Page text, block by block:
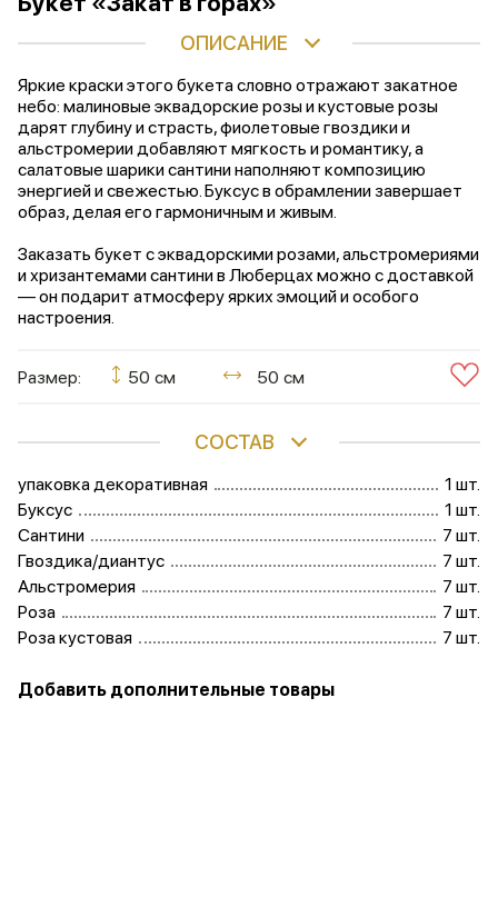
ОПИСАНИЕ
Яркие краски этого букета словно отражают закатное
небо: малиновые эквадорские розы и кустовые розы
дарят глубину и страсть, фиолетовые гвоздики и
альстромерии добавляют мягкость и романтику, а
салатовые шарики сантини наполняют композицию
энергией и свежестью. Буксус в обрамлении завершает
образ, делая его гармоничным и живым.
Заказать букет с эквадорскими розами, альстромериями
и хризантемами сантини в Люберцах можно с доставкой
— он подарит атмосферу ярких эмоций и особого
настроения.
Размер: 50 см 50 см
СОСТАВ
упаковка декоративная
1 шт.
Буксус
1 шт.
Сантини
7 шт.
Гвоздика/диантус
7 шт.
Альстромерия
7 шт.
Роза
7 шт.
Роза кустовая
7 шт.
Добавить дополнительные товары